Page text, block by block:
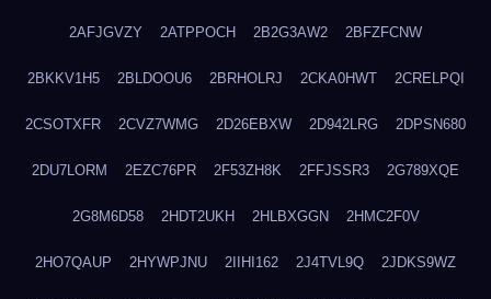
2AFJGVZY 2ATPPOCH 2B2G3AW2 2BFZFCNW
2BKKV1H5 2BLDOOU6 2BRHOLRJ 2CKA0HWT 2CRELPQI
2CSOTXFR 2CVZ7WMG 2D26EBXW 2D942LRG 2DPSN680
2DU7LORM 2EZC76PR 2F53ZH8K 2FFJSSR3 2G789XQE
2G8M6D58 2HDT2UKH 2HLBXGGN 2HMC2F0V
2HO7QAUP 2HYWPJNU 2IIHI162 2J4TVL9Q 2JDKS9WZ